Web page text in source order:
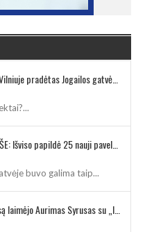
buvo galima taip...